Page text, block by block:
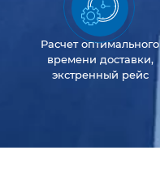
Расчет оптимального
времени доставки,
экстренный рейс